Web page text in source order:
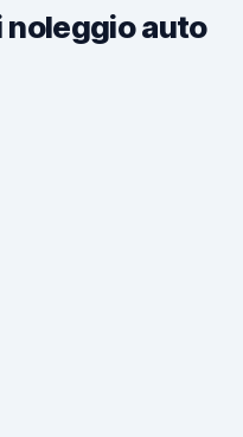
noleggio auto